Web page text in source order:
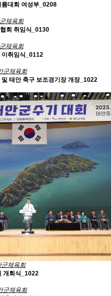
대회 여성부_0208
체육회
회 취임식_0130
체육회
취임식_0112
군체육회
태안 축구 보조경기장 개장_1022
군체육회
개회식_1022
군체육회